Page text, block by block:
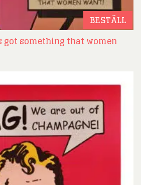
BESTÄLL
got something that women